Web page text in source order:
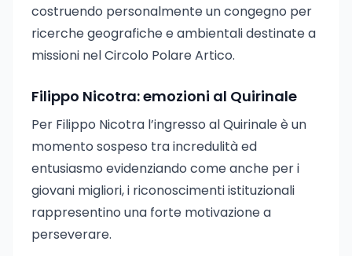
costruendo personalmente un congegno per
ricerche geografiche e ambientali destinate a
missioni nel Circolo Polare Artico.
Filippo Nicotra: emozioni al Quirinale
Per Filippo Nicotra l’ingresso al Quirinale è un
momento sospeso tra incredulità ed
entusiasmo evidenziando come anche per i
giovani migliori, i riconoscimenti istituzionali
rappresentino una forte motivazione a
perseverare.